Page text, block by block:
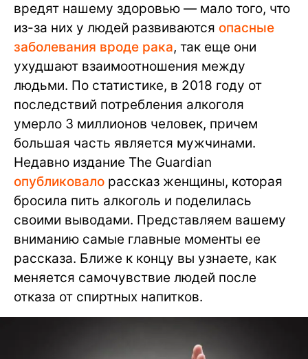
вредят нашему здоровью — мало того, что
из-за них у людей развиваются опасные
заболевания вроде рака, так еще они
ухудшают взаимоотношения между
людьми. По статистике, в 2018 году от
последствий потребления алкоголя
умерло 3 миллионов человек, причем
большая часть является мужчинами.
Недавно издание The Guardian
опубликовало рассказ женщины, которая
бросила пить алкоголь и поделилась
своими выводами. Представляем вашему
вниманию самые главные моменты ее
рассказа. Ближе к концу вы узнаете, как
меняется самочувствие людей после
отказа от спиртных напитков.